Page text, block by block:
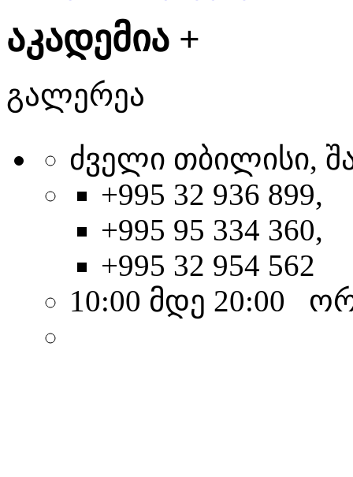
აკადემია +
გალერეა
ძველი თბილისი,
+995 32 936 899,
+995 95 334 360,
+995 32 954 562
10:00 მდე 20:00